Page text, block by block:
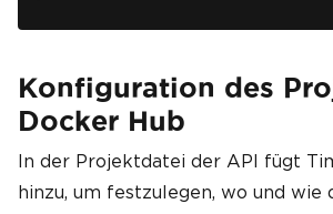
Konfiguration des
Docker Hub
In der Projektdatei der API fügt
hinzu, um festzulegen, wo und wie